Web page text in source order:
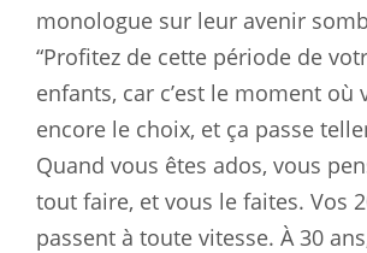
monologue sur leur avenir
“Profitez de cette période de
enfants, car c’est le moment où
encore le choix, et ça passe
Quand vous êtes ados, vous
tout faire, et vous le faites. Vos
passent à toute vitesse. À 30